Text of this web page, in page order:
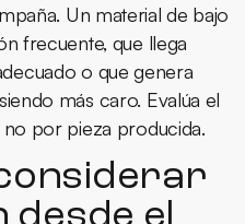
Un material de bajo
frecuente, que llega
o que genera
más caro. Evalúa el
por pieza producida.